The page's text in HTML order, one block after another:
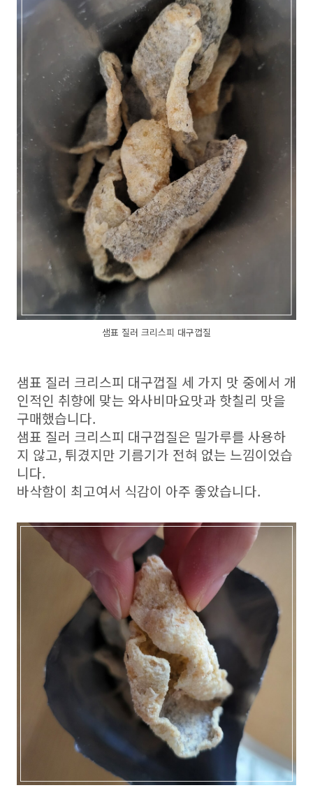
샘표 질러 크리스피 대구껍질
샘표 질러 크리스피 대구껍질 세 가지 맛 중에서 개
인적인 취향에 맞는 와사비마요맛과 핫칠리 맛을
구매했습니다.
샘표 질러 크리스피 대구껍질은 밀가루를 사용하
지 않고, 튀겼지만 기름기가 전혀 없는 느낌이었습
니다.
바삭함이 최고여서 식감이 아주 좋았습니다.